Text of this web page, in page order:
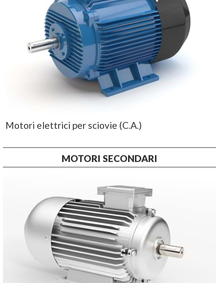
Motori elettrici per sciovie (C.A.)
MOTORI SECONDARI